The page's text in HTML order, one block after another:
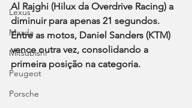
Lexus
Mazda
Mitsubishi
Peugeot
Porsche
Al Rajghi (Hilux da Overdrive Racing) a
diminuir para apenas 21 segundos.
Entre as motos, Daniel Sanders (KTM)
vence outra vez, consolidando a
primeira posição na categoria.